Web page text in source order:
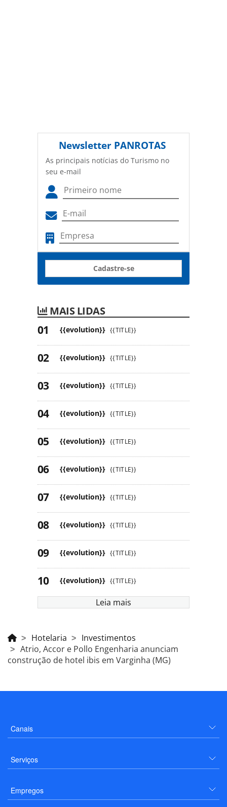
Newsletter PANROTAS
As principais notícias do Turismo no
seu e-mail
Cadastre-se
MAIS LIDAS
{{evolution}} {{TITLE}}
{{evolution}} {{TITLE}}
{{evolution}} {{TITLE}}
{{evolution}} {{TITLE}}
{{evolution}} {{TITLE}}
{{evolution}} {{TITLE}}
{{evolution}} {{TITLE}}
{{evolution}} {{TITLE}}
{{evolution}} {{TITLE}}
{{evolution}} {{TITLE}}
Leia mais
Hotelaria
Investimentos
Atrio, Accor e Pollo Engenharia anunciam
construção de hotel ibis em Varginha (MG)
Canais
Serviços
Empregos